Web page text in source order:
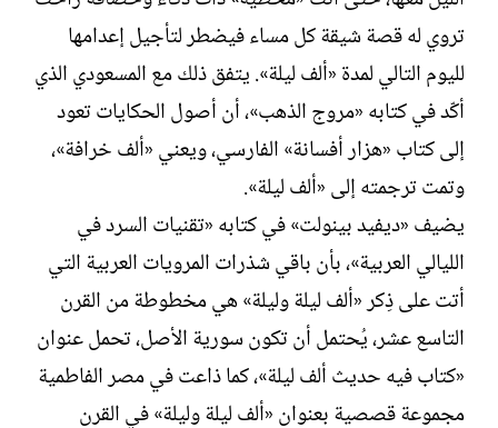
تروي له قصة شيقة كل مساء فيضطر لتأجيل إعدامها
لليوم التالي لمدة «ألف ليلة». يتفق ذلك مع المسعودي الذي
أكّد في كتابه «مروج الذهب»، أن أصول الحكايات تعود
إلى كتاب «هزار أفسانة» الفارسي، ويعني «ألف خرافة»،
وتمت ترجمته إلى «ألف ليلة».
يضيف «ديفيد بينولت» في كتابه «تقنيات السرد في
الليالي العربية»، بأن باقي شذرات المرويات العربية التي
أتت على ذِكر «ألف ليلة وليلة» هي مخطوطة من القرن
التاسع عشر، يُحتمل أن تكون سورية الأصل، تحمل عنوان
«كتاب فيه حديث ألف ليلة»، كما ذاعت في مصر الفاطمية
مجموعة قصصية بعنوان «ألف ليلة وليلة» في القرن